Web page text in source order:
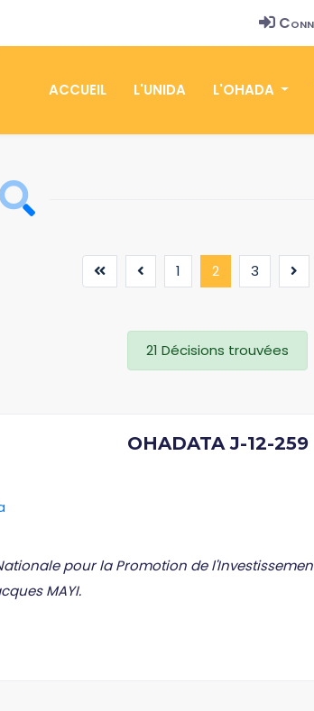
ACCUEIL L'UNIDA L'OHADA
1 2 (current)
3
21 Décisions trouvées
OHADATA J-12-259
pour la Promotion de
MAYI.